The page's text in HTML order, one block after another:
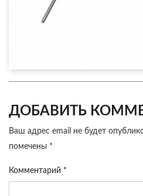
ДОБАВИТЬ
Ваш адрес email не будет
помечены *
Комментарий *